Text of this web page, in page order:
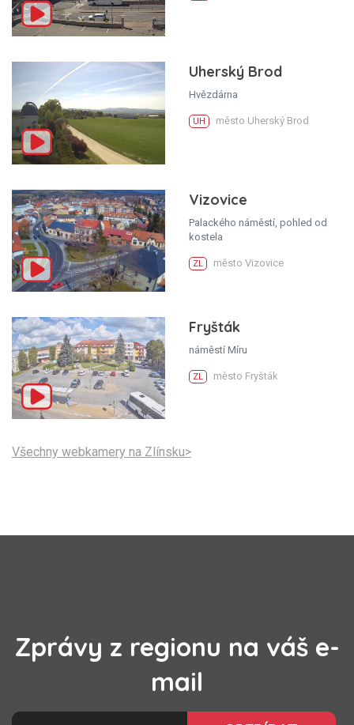
Uherský Brod
Hvězdárna
UH město Uherský Brod
Vizovice
Palackého náměstí, pohled od
kostela
ZL město Vizovice
Fryšták
náměstí Míru
ZL město Fryšták
Všechny webkamery na Zlínsku>
Zprávy z regionu na váš e-
mail